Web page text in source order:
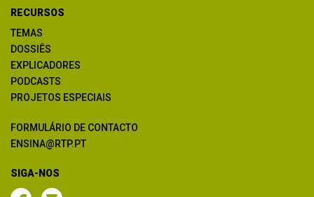
RECURSOS
TEMAS
DOSSIÊS
EXPLICADORES
PODCASTS
PROJETOS ESPECIAIS
FORMULÁRIO DE CONTACTO
ENSINA@RTP.PT
SIGA-NOS